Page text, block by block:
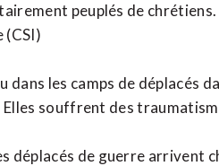
peuplés de
dans les camps de déplacés
Elles souffrent des
déplacés de guerre